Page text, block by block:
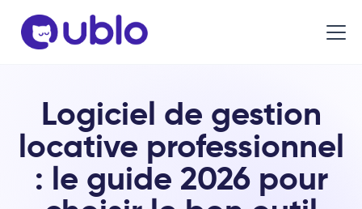
Logiciel de gestion
locative professionnel
: le guide 2026 pour